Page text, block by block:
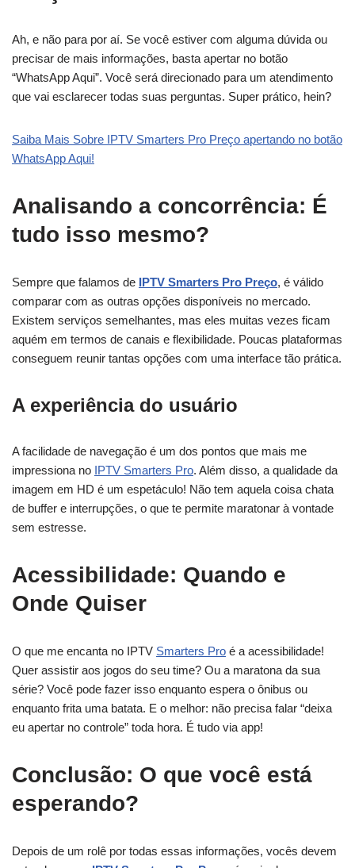
Ah, e não para por aí. Se você estiver com alguma dúvida ou
precisar de mais informações, basta apertar no botão
“WhatsApp Aqui”. Você será direcionado para um atendimento
que vai esclarecer todas suas perguntas. Super prático, hein?
Saiba Mais Sobre IPTV Smarters Pro Preço apertando no botão
WhatsApp Aqui!
Analisando a concorrência: É
tudo isso mesmo?
Sempre que falamos de IPTV Smarters Pro Preço, é válido
comparar com as outras opções disponíveis no mercado.
Existem serviços semelhantes, mas eles muitas vezes ficam
aquém em termos de canais e flexibilidade. Poucas plataformas
conseguem reunir tantas opções com uma interface tão prática.
A experiência do usuário
A facilidade de navegação é um dos pontos que mais me
impressiona no IPTV Smarters Pro. Além disso, a qualidade da
imagem em HD é um espetáculo! Não tem aquela coisa chata
de buffer e interrupções, o que te permite maratonar à vontade
sem estresse.
Acessibilidade: Quando e
Onde Quiser
O que me encanta no IPTV Smarters Pro é a acessibilidade!
Quer assistir aos jogos do seu time? Ou a maratona da sua
série? Você pode fazer isso enquanto espera o ônibus ou
enquanto frita uma batata. E o melhor: não precisa falar “deixa
eu apertar no controle” toda hora. É tudo via app!
Conclusão: O que você está
esperando?
Depois de um rolê por todas essas informações, vocês devem